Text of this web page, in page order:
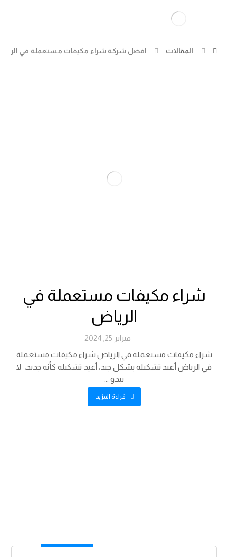
المقالات افضل شركة شراء مكيفات مستعملة في
شراء مكيفات مستعملة في
الرياض
فبراير 25, 2024
شراء مكيفات مستعملة في الرياض شراء مكيفات مستعملة
في الرياض أعيد تشكيله بشكل جيد، أعيد تشكيله كأنه جديد، لا
يبدو ...
قراءة المزيد